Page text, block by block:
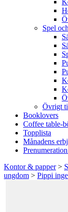
Spel
Övrigt
Booklovers
Coffee table-
Topplista
Månadens
Kontor & papper>
ungdom > Pippi